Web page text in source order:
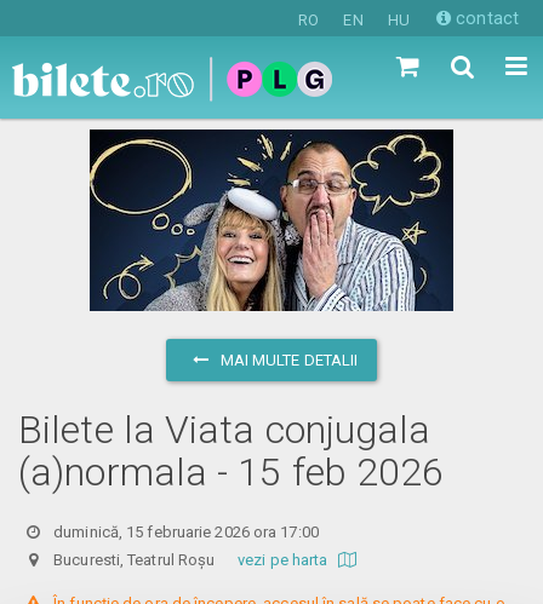
RO EN HU contact
MAI MULTE DETALII
Bilete la Viata conjugala
(a)normala - 15 feb 2026
duminică, 15 februarie 2026 ora 17:00
Bucuresti, Teatrul Roșu vezi pe harta